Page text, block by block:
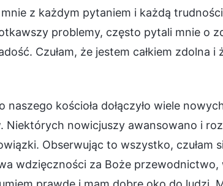
z każdym pytaniem i każdą
problemy, często pytali mnie o
Czułam, że jestem całkiem zdolna i
naszego kościoła dołączyło wiele
Niektórych nowicjuszy awansowano i
Obserwując to wszystko, czułam
wdzięczności za Boże przewodnictwo,